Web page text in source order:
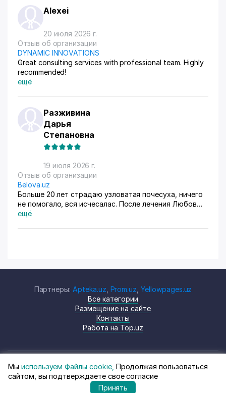
Alexei
20 июля 2026 г.
Отзыв об организации
DYNAMIC INNOVATIONS
Great consulting services with professional team. Highly
recommended!
ещё
Разживина
Дарья
Степановна
19 июля 2026 г.
Отзыв об организации
Belova.uz
Больше 20 лет страдаю узловатая почесуха, ничего
не помогало, вся исчесалас. После лечения Любов
Владимировны 90% болячек ушло, сейчас
ещё
Партнеры: Apteka.uz Prom.uz ,Yellowpages.uz
Все категории
Размещение на сайте
Контакты
Работа на Top.uz
© Top.uz, 2024 Каталог компаний
Узбекистана
Политика
конфиденциальности
Мы используем Файлы cookie, Продолжая пользоваться
сайтом, вы подтверждаете свое согласие
Принять